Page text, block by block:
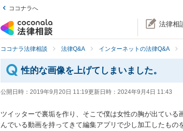
ココナラへ
法律相
ココナラ法律相談 法律Q&A インターネットの法律Q&A
性的な画像を上げてしまいました。
公開日時： 2019年9月20日 11:19更新日時： 2024年9月4日 11:43
ツイッターで裏垢を作り、そこで僕は女性の胸が出てい
んでいる動画を持ってきて編集アプリで少し加工したも